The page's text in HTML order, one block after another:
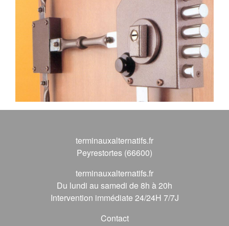
terminauxalternatifs.fr
Peyrestortes (66600)
terminauxalternatifs.fr
Du lundi au samedi de 8h à 20h
Intervention immédiate 24/24H 7/7J
Contact